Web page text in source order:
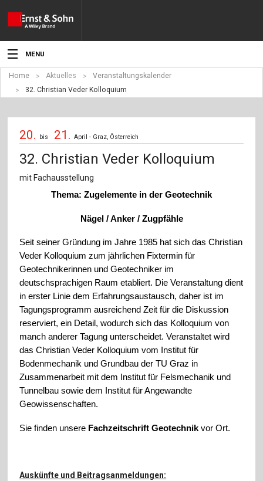
MENU
Aktuelles
Angebote
Fachgebiete
Service
Für Autor:innen
Verlag
Sprache / Language: DE Sprache / Language: EN
Home Aktuelles
Veranstaltungskalender
32. Christian Veder Kolloquium
20. bis 21.April - Graz, Österreich
32. Christian Veder Kolloquium
mit Fachausstellung
Thema: Zugelemente in der Geotechnik
Nägel / Anker / Zugpfähle
Seit seiner Gründung im Jahre 1985 hat sich das Christian
Veder Kolloquium zum jährlichen Fixtermin für
Geotechnikerinnen und Geotechniker im
deutschsprachigen Raum etabliert. Die Veranstaltung dient
in erster Linie dem Erfahrungsaustausch, daher ist im
Tagungsprogramm ausreichend Zeit für die Diskussion
reserviert, ein Detail, wodurch sich das Kolloquium von
manch anderer Tagung unterscheidet. Veranstaltet wird
das Christian Veder Kolloquium vom Institut für
Bodenmechanik und Grundbau der TU Graz in
Zusammenarbeit mit dem Institut für Felsmechanik und
Tunnelbau sowie dem Institut für Angewandte
Geowissenschaften.
Sie finden unsere Fachzeitschrift Geotechnik vor Ort.
Auskünfte und Beitragsanmeldungen: